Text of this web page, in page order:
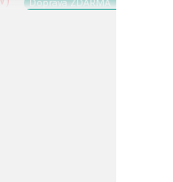
Doprava ZDARMA